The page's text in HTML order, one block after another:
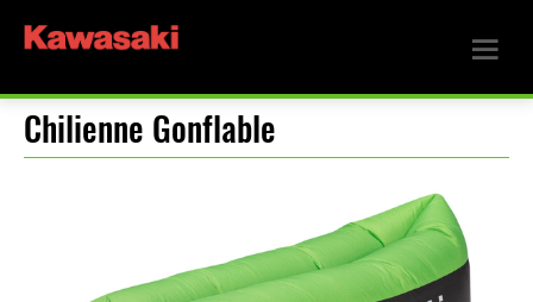
Chilienne Gonflable